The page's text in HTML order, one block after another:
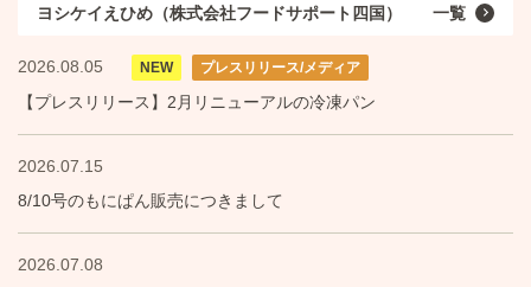
ヨシケイえひめ（株式会社フードサポート四国） 一覧
2026.08.05 NEW プレスリリース/メディア
【プレスリリース】2月リニューアルの冷凍パン
2026.07.15
8/10号のもにぱん販売につきまして
2026.07.08